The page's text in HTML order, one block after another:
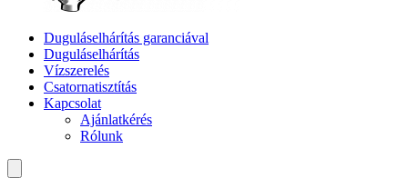
Duguláselhárítás garanciával
Duguláselhárítás
Vízszerelés
Csatornatisztítás
Kapcsolat
Ajánlatkérés
Rólunk